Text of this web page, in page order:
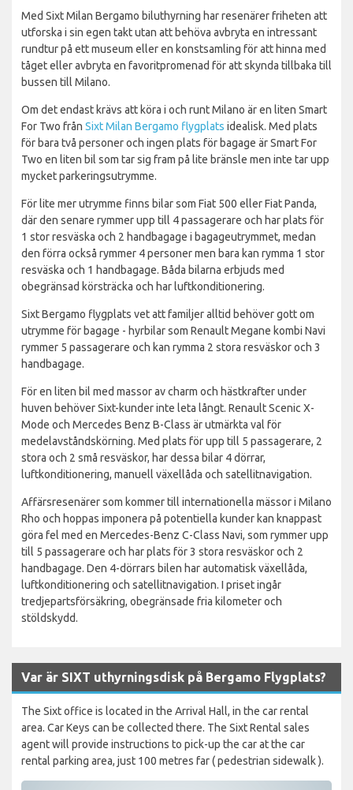
Med Sixt Milan Bergamo biluthyrning har resenärer friheten att
utforska i sin egen takt utan att behöva avbryta en intressant
rundtur på ett museum eller en konstsamling för att hinna med
tåget eller avbryta en favoritpromenad för att skynda tillbaka till
bussen till Milano.
Om det endast krävs att köra i och runt Milano är en liten Smart
For Two från Sixt Milan Bergamo flygplats idealisk. Med plats
för bara två personer och ingen plats för bagage är Smart For
Two en liten bil som tar sig fram på lite bränsle men inte tar upp
mycket parkeringsutrymme.
För lite mer utrymme finns bilar som Fiat 500 eller Fiat Panda,
där den senare rymmer upp till 4 passagerare och har plats för
1 stor resväska och 2 handbagage i bagageutrymmet, medan
den förra också rymmer 4 personer men bara kan rymma 1 stor
resväska och 1 handbagage. Båda bilarna erbjuds med
obegränsad körsträcka och har luftkonditionering.
Sixt Bergamo flygplats vet att familjer alltid behöver gott om
utrymme för bagage - hyrbilar som Renault Megane kombi Navi
rymmer 5 passagerare och kan rymma 2 stora resväskor och 3
handbagage.
För en liten bil med massor av charm och hästkrafter under
huven behöver Sixt-kunder inte leta långt. Renault Scenic X-
Mode och Mercedes Benz B-Class är utmärkta val för
medelavståndskörning. Med plats för upp till 5 passagerare, 2
stora och 2 små resväskor, har dessa bilar 4 dörrar,
luftkonditionering, manuell växellåda och satellitnavigation.
Affärsresenärer som kommer till internationella mässor i Milano
Rho och hoppas imponera på potentiella kunder kan knappast
göra fel med en Mercedes-Benz C-Class Navi, som rymmer upp
till 5 passagerare och har plats för 3 stora resväskor och 2
handbagage. Den 4-dörrars bilen har automatisk växellåda,
luftkonditionering och satellitnavigation. I priset ingår
tredjepartsförsäkring, obegränsade fria kilometer och
stöldskydd.
Var är SIXT uthyrningsdisk på Bergamo Flygplats?
The Sixt office is located in the Arrival Hall, in the car rental
area. Car Keys can be collected there. The Sixt Rental sales
agent will provide instructions to pick-up the car at the car
rental parking area, just 100 metres far ( pedestrian sidewalk ).